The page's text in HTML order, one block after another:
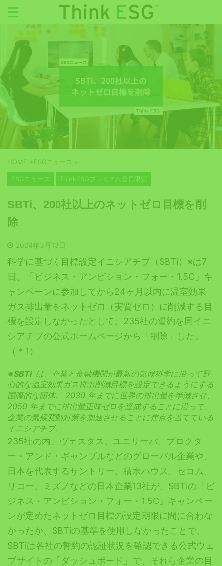
HOME >ESGニュース >
ESGニュース ThinkESGプレミアム会員限定
SBTi、200社以上のネットゼロ目標を削
除
2024年3月13日
科学に基づく目標設定イニシアチブ（SBTi）※は7
日、「ビジネス・アンビション・フォー・1.5C」キ
ャンペーンに参加してから24ヶ月以内に温室効果
ガス排出量をネットゼロ（実質ゼロ）に削減する目
標を設定しなかったとして、235社の誓約を同イニ
シアチブの公式ホームページから「削除」した。
（＊1）
※SBTi は、企業と金融機関が最新の気候科学に沿って野
心的な温室効果ガス排出削減目標を設定できるようにする
国際的な団体。
2030 年までに世界の排出量を半減させ、
2050 年までに排出量正味ゼロを達成することに沿って、
企業の気候変動対策を加速させることに焦点を当てている
イニシアチブ。
235社の内、ヴェスタス、ユニリーバ、プロクタ
ー・アンド・ギャンブルなどのグローバル企業や、
日本を代表するサントリー、積水ハウス、セコム、
リコー、ミズノなどの日本企業13社が、SBTiの「ビ
ジネス・アンビション・フォー・1.5C」キャンペー
ンが定めたネットゼロ目標の設定期限に間に合わな
かったか、SBTiの基準を使用しなかったことで、
SBTiは各社の誓約の認証状況を確認できる公式ウェ
ブサイトの「ダッシュボード」で、それら企業の目